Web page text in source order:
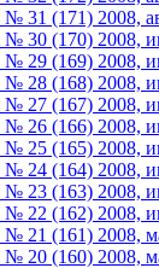
№ 31 (171) 2008,
№ 30 (170) 2008,
№ 29 (169) 2008,
№ 28 (168) 2008,
№ 27 (167) 2008,
№ 26 (166) 2008,
№ 25 (165) 2008,
№ 24 (164) 2008,
№ 23 (163) 2008,
№ 22 (162) 2008,
№ 21 (161) 2008,
№ 20 (160) 2008,